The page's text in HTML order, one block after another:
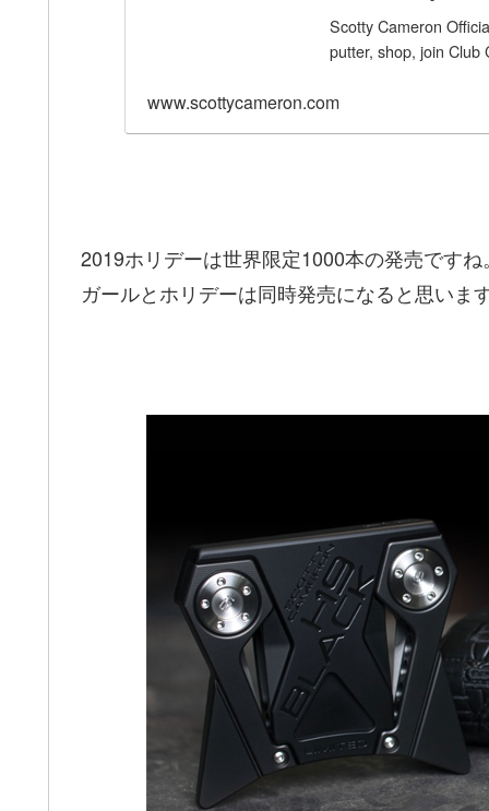
Scotty Cameron
putter, shop, join Club
www.scottycameron.com
2019ホリデーは世界限定1000本の発売です
ガールとホリデーは同時発売になると思いま